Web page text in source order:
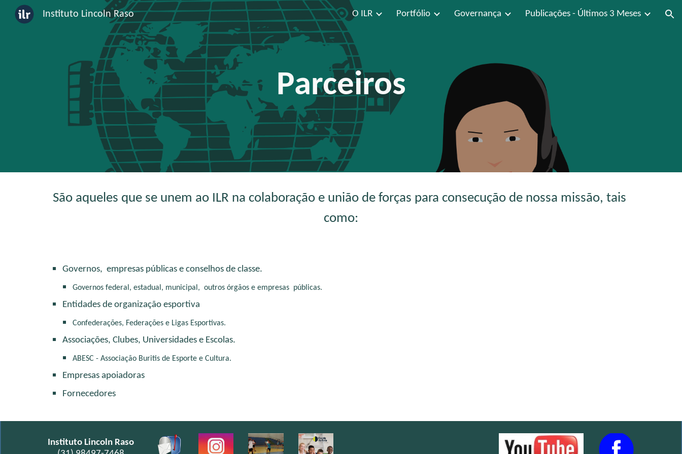
Skip to main content Skip to navigation
Instituto Lincoln Raso O ILR Portfólio Governança Publicações - Últimos 3 Meses
Parceiros
São aqueles que se unem ao ILR na colaboração e união de forças para consecução de nossa missão, tais
como:
Governos,  empresas públicas e conselhos de classe.
Governos federal, estadual, municipal,  outros órgãos e empresas  públicas.
Entidades de organização esportiva
Confederações, Federações e Ligas Esportivas.
Associações, Clubes, Universidades e Escolas.
ABESC - Associação Buritis de Esporte e Cultura.
Empresas apoiadoras
Fornecedores
Instituto Lincoln Raso